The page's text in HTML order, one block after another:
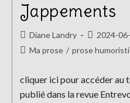
Jappements
Auteur/autrice
de
Diane Landry
Publication
publiée :
2024-
PostMa prose / prose
cliquer ici pour accéder au
publié dans la revue